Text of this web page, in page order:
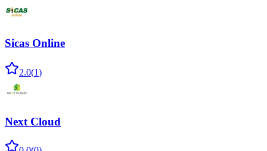
Sicas Online
2.0(1)
Next Cloud